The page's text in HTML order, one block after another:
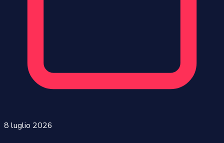
8 luglio 2026